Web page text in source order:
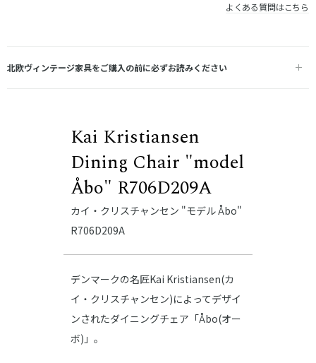
よくある質問はこちら
北欧ヴィンテージ家具をご購入の前に必ずお読みください
Kai Kristiansen
Dining Chair "model
Åbo" R706D209A
カイ・クリスチャンセン "モデル Åbo"
R706D209A
デンマークの名匠Kai Kristiansen(カ
イ・クリスチャンセン)によってデザイ
ンされたダイニングチェア「Åbo(オー
ボ)」。